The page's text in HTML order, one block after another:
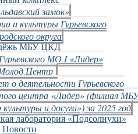
замок»
и культуры Гурьевского
округа
МБУ ЦКД
МО I «Лидер»
о деятельности Гурьевского
центра «Лидер» (филиал
и досуга») за 2025 год
лаборатория «Подсолнухи»
Новости